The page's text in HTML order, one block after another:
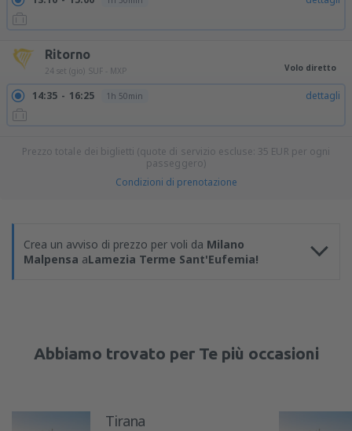
Ritorno
24 set (gio) SUF - MXP Volo diretto
14:35 16:25 1h 50min dettagli
Prezzo totale dei biglietti (quote di servizio escluse: 35 EUR per ogni
passeggero)
Condizioni di prenotazione
Crea un avviso di prezzo per voli da Milano
Malpensa aLamezia Terme Sant'Eufemia!
Abbiamo trovato per Te più occasioni
Tirana